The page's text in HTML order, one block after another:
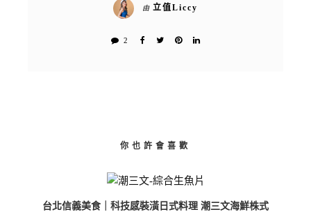
由 立值Liccy
2
你也許會喜歡
台北信義美食｜科技感裝潢日式料理 潮三文海鮮株式